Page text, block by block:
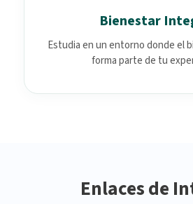
Bienestar
Estudia en un entorno donde el
forma parte de tu
Enlaces de